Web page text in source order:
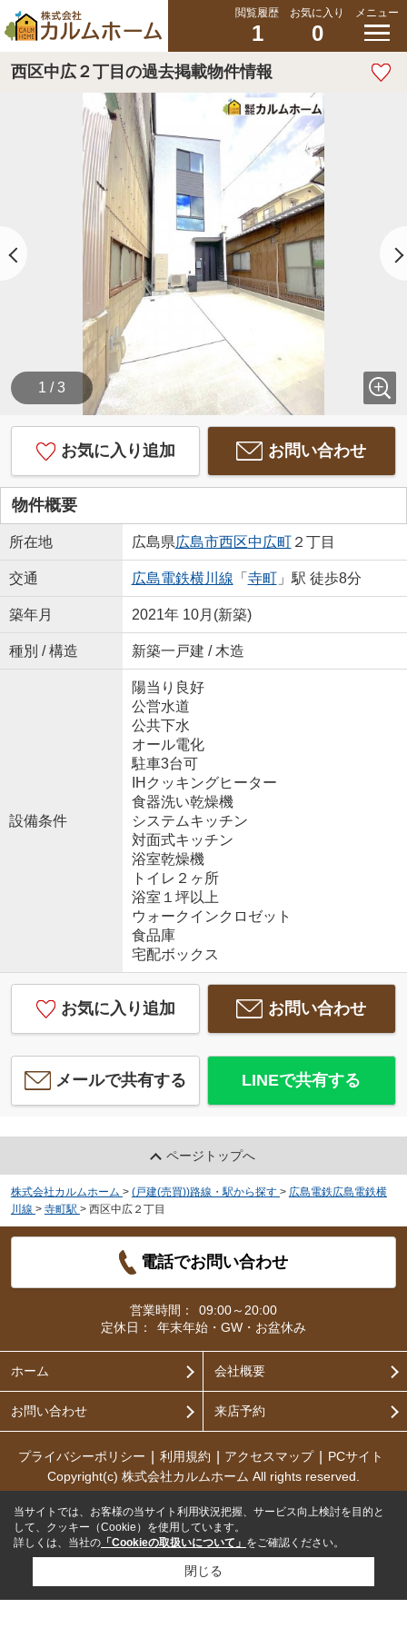
閲覧履歴
1
お気に入り
0
メニュー
西区中広２丁目の過去掲載物件情報
1 / 3
お気に入り追加 お問い合わせ
物件概要
所在地 広島県広島市西区中広町２丁目
交通 広島電鉄横川線 「 寺町」駅 徒歩8分
築年月 2021年 10月(新築)
種別 / 構造 新築一戸建 / 木造
設備条件
陽当り良好
公営水道
公共下水
オール電化
駐車3台可
IHクッキングヒーター
食器洗い乾燥機
システムキッチン
対面式キッチン
浴室乾燥機
トイレ２ヶ所
浴室１坪以上
ウォークインクロゼット
食品庫
宅配ボックス
お気に入り追加 お問い合わせ
メールで共有する LINEで共有する
ページトップへ
株式会社カルムホーム > (戸建(売買))路線・駅から探す > 広島電鉄広島電鉄横
川線 > 寺町駅 > 西区中広２丁目
電話でお問い合わせ
営業時間：
09:00～20:00
定休日：
年末年始・GW・お盆休み
ホーム 会社概要
お問い合わせ 来店予約
プライバシーポリシー 利用規約 アクセスマップ
PCサイト
Copyright(c) 株式会社カルムホーム All rights reserved.
当サイトでは、お客様の当サイト利用状況把握、サービス向上検討を目的と
して、クッキー（Cookie）を使用しています。
詳しくは、当社の 「Cookieの取扱いについて」 をご確認ください。
閉じる